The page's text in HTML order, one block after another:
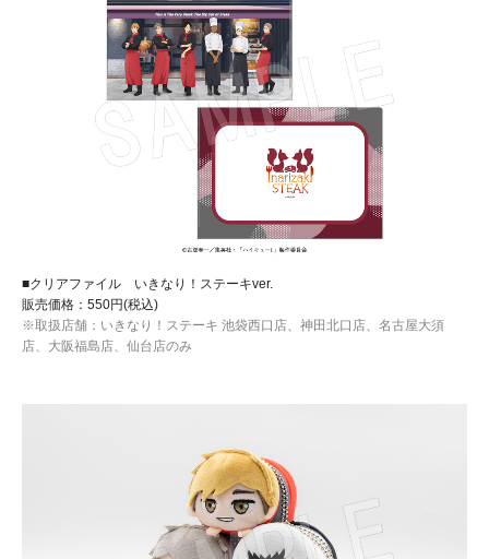
■クリアファイル いきなり！ステーキver.
販売価格：550円(税込)
※取扱店舗：いきなり！ステーキ 池袋西口店、神田北口店、名古屋大須
店、大阪福島店、仙台店のみ